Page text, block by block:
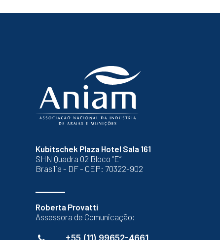
Kubitschek Plaza Hotel Sala 161
SHN Quadra 02 Bloco “E”
Brasília - DF - CEP: 70322-902
Roberta Provatti
Assessora de Comunicação:
+55 (11) 99652-4661